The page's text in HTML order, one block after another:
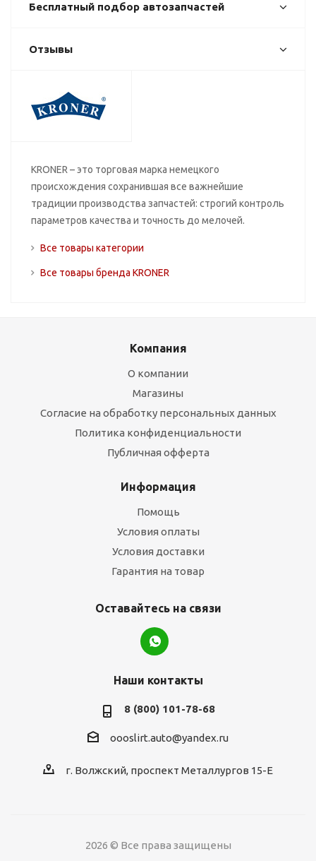
Бесплатный подбор автозапчастей
Отзывы
KRONER – это торговая марка немецкого
происхождения сохранившая все важнейшие
традиции производства запчастей: строгий контроль
параметров качества и точность до мелочей.
Все товары категории
Все товары бренда KRONER
Компания
О компании
Магазины
Согласие на обработку персональных данных
Политика конфиденциальности
Публичная офферта
Информация
Помощь
Условия оплаты
Условия доставки
Гарантия на товар
Оставайтесь на связи
Наши контакты
8 (800) 101-78-68
oooslirt.auto@yandex.ru
г. Волжский, проспект Металлургов 15-Е
2026 © Все права защищены